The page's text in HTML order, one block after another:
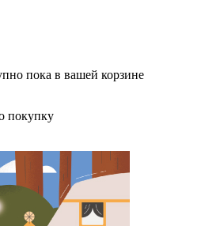
пока в вашей корзине
покупку